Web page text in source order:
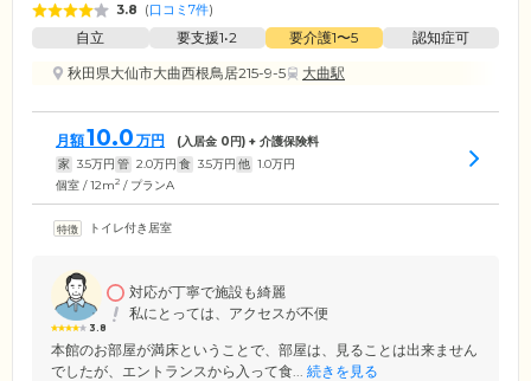
3.8 (口コミ7件)
自立 要支援1•2 要介護1〜5
認知症可
秋田県大仙市大曲西根鳥居215-9-5
大曲駅
月額10.0 万円 (入居金 0円) + 介護保険料
家 3.5万円 管 2.0万円 食 3.5万円 他 1.0万円
個室 / 12m2 / プランA
トイレ付き居室
3.8
対応が丁寧で施設も綺麗
私にとっては、アクセスが不便
本館のお部屋が満床ということで、部屋は、見ることは出来ません
でしたが、エントランスから入って食... 続きを見る